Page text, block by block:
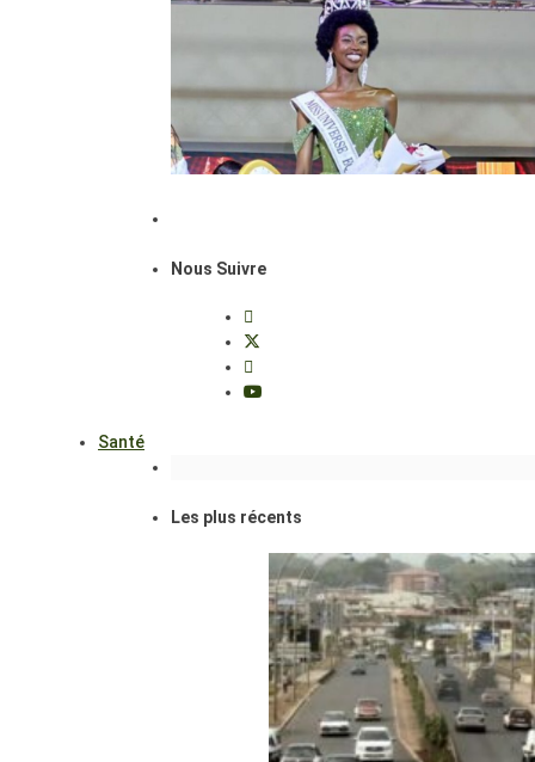
Nous Suivre
Santé
Les plus récents